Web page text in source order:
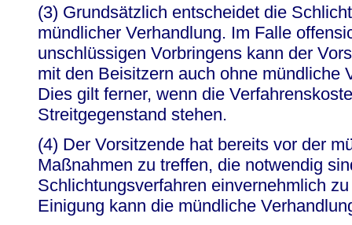
(3) Grundsätzlich entscheidet die
mündlicher Verhandlung. Im Falle
unschlüssigen Vorbringens kann der
mit den Beisitzern auch ohne mündliche
Dies gilt ferner, wenn die
Streitgegenstand stehen.
(4) Der Vorsitzende hat bereits vor der
Maßnahmen zu treffen, die notwendig
Schlichtungsverfahren einvernehmlich
Einigung kann die mündliche